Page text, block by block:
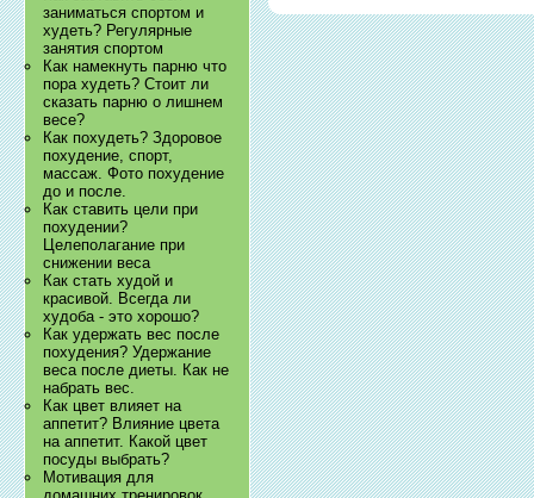
заниматься спортом и
худеть? Регулярные
занятия спортом
Как намекнуть парню что
пора худеть? Стоит ли
сказать парню о лишнем
весе?
Как похудеть? Здоровое
похудение, спорт,
массаж. Фото похудение
до и после.
Как ставить цели при
похудении?
Целеполагание при
снижении веса
Как стать худой и
красивой. Всегда ли
худоба - это хорошо?
Как удержать вес после
похудения? Удержание
веса после диеты. Как не
набрать вес.
Как цвет влияет на
аппетит? Влияние цвета
на аппетит. Какой цвет
посуды выбрать?
Мотивация для